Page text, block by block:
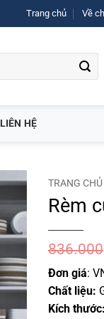
Trang chủ Về
LIÊN HỆ
TRANG CHỦ
Rèm
836.000
Đơn giá:
Chất liệu:
Kích thước: